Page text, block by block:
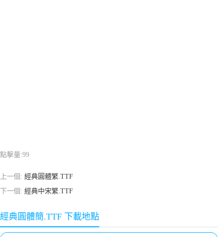
點擊量:99
上一個: 經典圓體繁.TTF
下一個: 經典中宋繁.TTF
經典圓體簡.TTF 下載地點